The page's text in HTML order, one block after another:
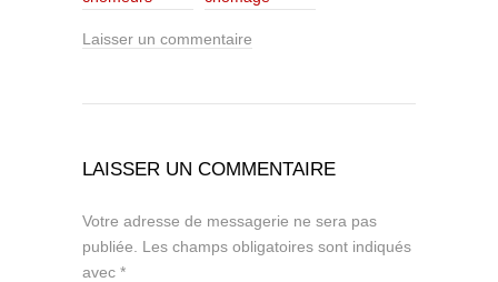
Laisser un commentaire
LAISSER UN COMMENTAIRE
Votre adresse de messagerie ne sera pas
publiée.
Les champs obligatoires sont indiqués
avec *